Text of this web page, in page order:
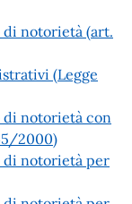
di notorietà (art.
(Legge
di notorietà con
2000)
di notorietà per